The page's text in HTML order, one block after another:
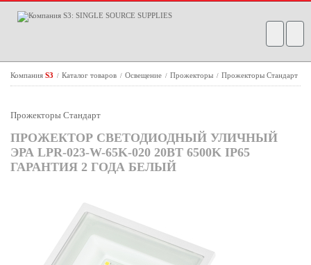
Компания S3 / Каталог товаров / Освещение / Прожекторы / Прожекторы Стандарт
Прожекторы Стандарт
ПРОЖЕКТОР СВЕТОДИОДНЫЙ УЛИЧНЫЙ
ЭРА LPR-023-W-65K-020 20ВТ 6500K IP65
ГАРАНТИЯ 2 ГОДА БЕЛЫЙ